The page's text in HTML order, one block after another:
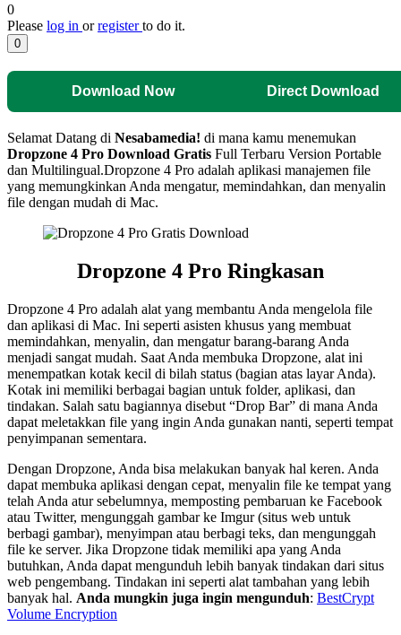
0
Please log in orregisterto do it.
0
Download Now Direct Download
Selamat Datang di Nesabamedia! di mana kamu menemukan
Dropzone 4 Pro Download Gratis Full Terbaru Version Portable
dan Multilingual.Dropzone 4 Pro adalah aplikasi manajemen file
yang memungkinkan Anda mengatur, memindahkan, dan menyalin
file dengan mudah di Mac.
Dropzone 4 Pro Ringkasan
Dropzone 4 Pro adalah alat yang membantu Anda mengelola file
dan aplikasi di Mac. Ini seperti asisten khusus yang membuat
memindahkan, menyalin, dan mengatur barang-barang Anda
menjadi sangat mudah. Saat Anda membuka Dropzone, alat ini
menempatkan kotak kecil di bilah status (bagian atas layar Anda).
Kotak ini memiliki berbagai bagian untuk folder, aplikasi, dan
tindakan. Salah satu bagiannya disebut “Drop Bar” di mana Anda
dapat meletakkan file yang ingin Anda gunakan nanti, seperti tempat
penyimpanan sementara.
Dengan Dropzone, Anda bisa melakukan banyak hal keren. Anda
dapat membuka aplikasi dengan cepat, menyalin file ke tempat yang
telah Anda atur sebelumnya, memposting pembaruan ke Facebook
atau Twitter, mengunggah gambar ke Imgur (situs web untuk
berbagi gambar), menyimpan atau berbagi teks, dan mengunggah
file ke server. Jika Dropzone tidak memiliki apa yang Anda
butuhkan, Anda dapat mengunduh lebih banyak tindakan dari situs
web pengembang. Tindakan ini seperti alat tambahan yang lebih
banyak hal. Anda mungkin juga ingin mengunduh: BestCrypt
Volume Encryption